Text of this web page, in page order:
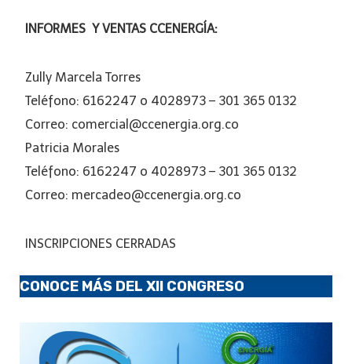
INFORMES Y VENTAS CCENERGÍA:
Zully Marcela Torres
Teléfono: 6162247 o 4028973 – 301 365 0132
Correo: comercial@ccenergia.org.co
Patricia Morales
Teléfono: 6162247 o 4028973 – 301 365 0132
Correo: mercadeo@ccenergia.org.co
INSCRIPCIONES CERRADAS
CONOCE MÁS DEL XII CONGRESO